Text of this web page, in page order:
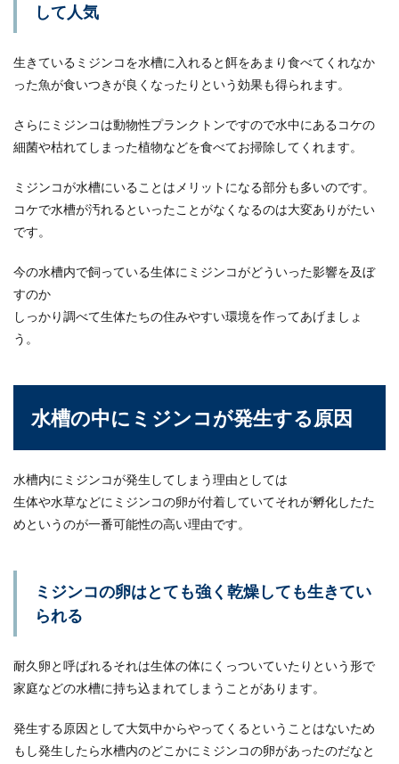
うずらの飼育は屋外飼育が可能でも、
うずらを飼ってみたいけれど、屋外でも飼育は出
来るのでしょうか。結論からいいますとうずらは
して人気
生きているミジンコを水槽に入れると餌をあまり食べてくれなか
った魚が食いつきが良くなったりという効果も得られます。
さらにミジンコは動物性プランクトンですので水中にあるコケの
細菌や枯れてしまった植物などを食べてお掃除してくれます。
ミジンコが水槽にいることはメリットになる部分も多いのです。
コケで水槽が汚れるといったことがなくなるのは大変ありがたい
です。
今の水槽内で飼っている生体にミジンコがどういった影響を及ぼ
すのか
しっかり調べて生体たちの住みやすい環境を作ってあげましょ
う。
水槽の中にミジンコが発生する原因
水槽内にミジンコが発生してしまう理由としては
生体や水草などにミジンコの卵が付着していてそれが孵化したた
めというのが一番可能性の高い理由です。
ミジンコの卵はとても強く乾燥しても生きてい
られる
耐久卵と呼ばれるそれは生体の体にくっついていたりという形で
家庭などの水槽に持ち込まれてしまうことがあります。
発生する原因として大気中からやってくるということはないため
もし発生したら水槽内のどこかにミジンコの卵があったのだなと